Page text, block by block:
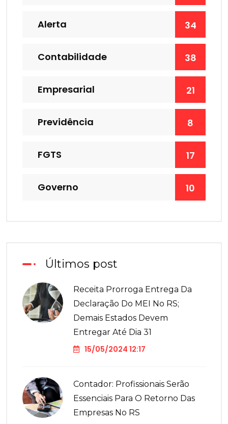
Alerta 34
Contabilidade 38
Empresarial 21
Previdência 8
FGTS 17
Governo 10
Últimos post
Receita Prorroga Entrega Da
Declaração Do MEI No RS;
Demais Estados Devem
Entregar Até Dia 31
15/05/2024 12:17
Contador: Profissionais Serão
Essenciais Para O Retorno Das
Empresas No RS